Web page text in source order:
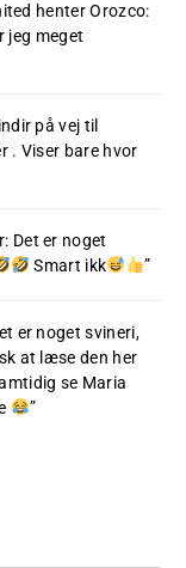
henter Orozco:
jeg meget
på vej til
. Viser bare hvor
Det er noget
Smart ikk ”
er noget svineri,
at læse den her
se Maria
”